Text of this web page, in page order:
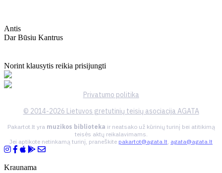
Antis
Dar Būsiu Kantrus
Norint klausytis reikia prisijungti
Privatumo politika
© 2014-2026 Lietuvos gretutinių teisių asociacija AGATA
Pakartot.lt yra muzikos biblioteka ir neatsako už kūrinių turinį bei atitikimą
teisės aktų reikalavimams.
Jei aptikote netinkamą turinį, praneškite pakartot@agata.lt, agata@agata.lt
Kraunama